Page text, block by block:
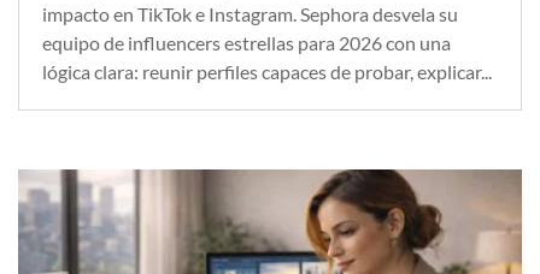
impacto en TikTok e Instagram. Sephora desvela su
equipo de influencers estrellas para 2026 con una
lógica clara: reunir perfiles capaces de probar, explicar...